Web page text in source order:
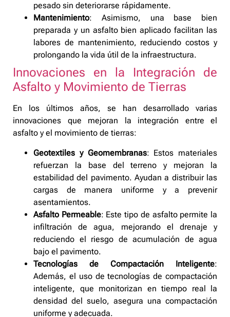
pesado sin deteriorarse rápidamente.
Mantenimiento: Asimismo, una base bien
preparada y un asfalto bien aplicado facilitan las
labores de mantenimiento, reduciendo costos y
prolongando la vida útil de la infraestructura.
Innovaciones en la Integración de
Asfalto y Movimiento de Tierras
En los últimos años, se han desarrollado varias
innovaciones que mejoran la integración entre el
asfalto y el movimiento de tierras:
Geotextiles y Geomembranas: Estos materiales
refuerzan la base del terreno y mejoran la
estabilidad del pavimento. Ayudan a distribuir las
cargas de manera uniforme y a prevenir
asentamientos.
Asfalto Permeable: Este tipo de asfalto permite la
infiltración de agua, mejorando el drenaje y
reduciendo el riesgo de acumulación de agua
bajo el pavimento.
Tecnologías de Compactación Inteligente:
Además, el uso de tecnologías de compactación
inteligente, que monitorizan en tiempo real la
densidad del suelo, asegura una compactación
uniforme y adecuada.